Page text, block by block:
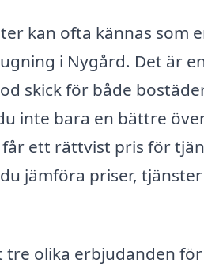
kan ofta kännas som
i Nygård. Det är
skick för både
inte bara en bättre
ett rättvist pris för
jämföra priser,
olika erbjudanden